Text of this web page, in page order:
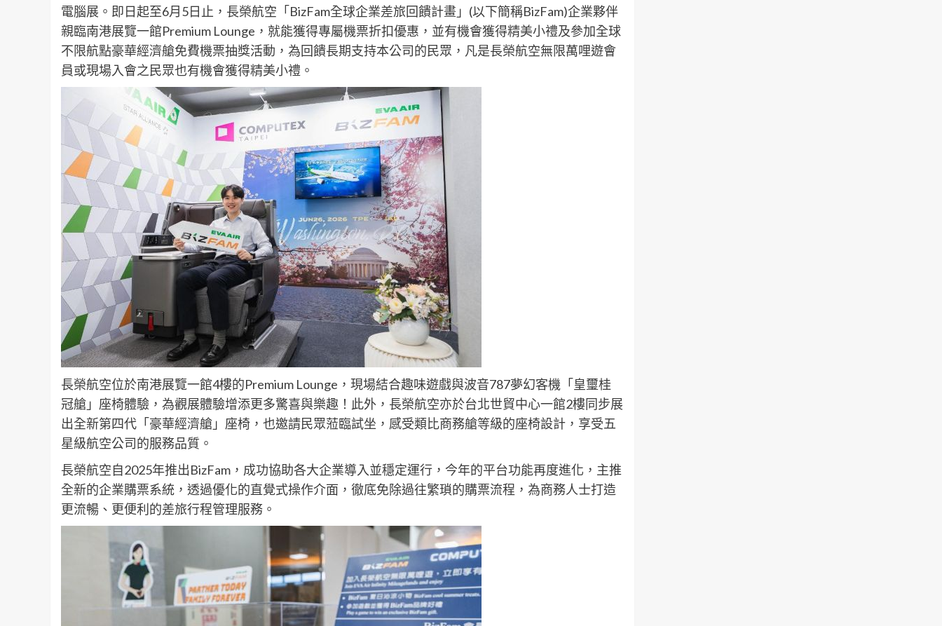
電腦展。即日起至6月5日止，長榮航空「BizFam全球企業差旅回饋計畫」(以下簡稱BizFam)企業夥伴
親臨南港展覽一館Premium Lounge，就能獲得專屬機票折扣優惠，並有機會獲得精美小禮及參加全球
不限航點豪華經濟艙免費機票抽獎活動，為回饋長期支持本公司的民眾，凡是長榮航空無限萬哩遊會
員或現場入會之民眾也有機會獲得精美小禮。
長榮航空位於南港展覽一館4樓的Premium Lounge，現場結合趣味遊戲與波音787夢幻客機「皇璽桂
冠艙」座椅體驗，為觀展體驗增添更多驚喜與樂趣！此外，長榮航空亦於台北世貿中心一館2樓同步展
出全新第四代「豪華經濟艙」座椅，也邀請民眾蒞臨試坐，感受類比商務艙等級的座椅設計，享受五
星級航空公司的服務品質。
長榮航空自2025年推出BizFam，成功協助各大企業導入並穩定運行，今年的平台功能再度進化，主推
全新的企業購票系統，透過優化的直覺式操作介面，徹底免除過往繁瑣的購票流程，為商務人士打造
更流暢、更便利的差旅行程管理服務。